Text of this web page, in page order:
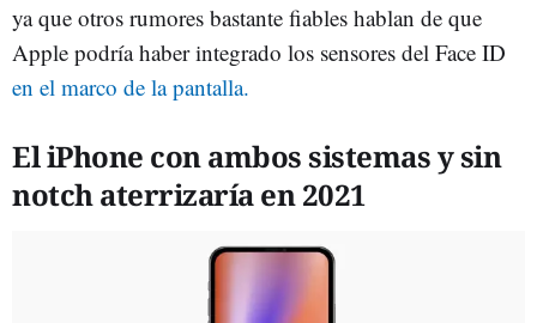
ya que otros rumores bastante fiables hablan de que
Apple podría haber integrado los sensores del Face ID
en el marco de la pantalla.
El iPhone con ambos sistemas y sin
notch aterrizaría en 2021